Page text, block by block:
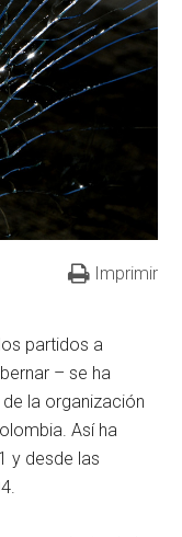
Imprimir
partidos a
– se ha
la organización
Así ha
y desde las